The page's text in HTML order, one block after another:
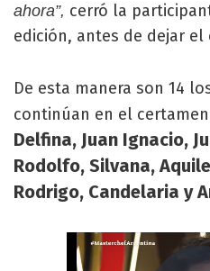
ahora”, cerró la
edición, antes de dejar el
De esta manera son 14
continúan en el
Delfina, Juan Ignacio,
Rodolfo, Silvana,
Rodrigo, Candelaria y